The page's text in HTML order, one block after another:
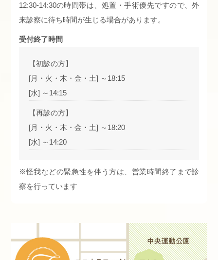
12:30-14:30の時間帯は、処置・手術優先ですので、外
来診察に待ち時間が生じる場合があります。
受付終了時間
【初診の方】
[月・火・木・金・土] ～18:15
[水] ～14:15
【再診の方】
[月・火・木・金・土] ～18:20
[水] ～14:20
※怪我などの緊急性を伴う方は、営業時間終了まで診
察を行っています